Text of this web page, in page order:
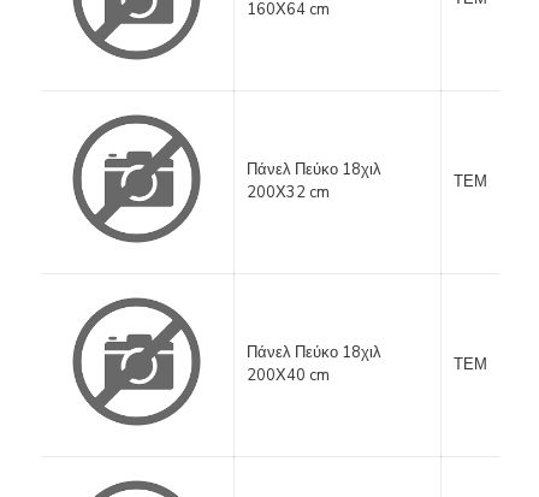
160Χ64 cm
Πάνελ Πεύκο 18χιλ
200Χ32 cm
ΤΕΜ
Πάνελ Πεύκο 18χιλ
200Χ40 cm
ΤΕΜ